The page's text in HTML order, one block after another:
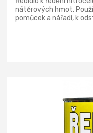
nátěrových hmot.
pomůcek a nářadí, k